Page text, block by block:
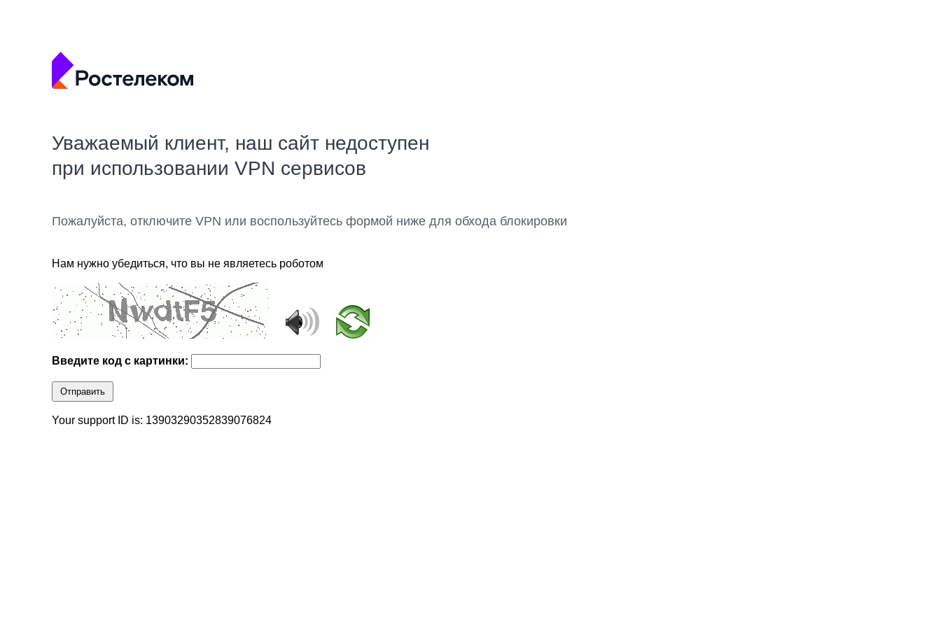
Уважаемый клиент, наш сайт недоступен
при использовании VPN сервисов
Пожалуйста, отключите VPN или воспользуйтесь формой ниже для обхода блокировки
Нам нужно убедиться, что вы не являетесь роботом
Введите код с картинки:
Отправить
Your support ID is: 13903290352839076824